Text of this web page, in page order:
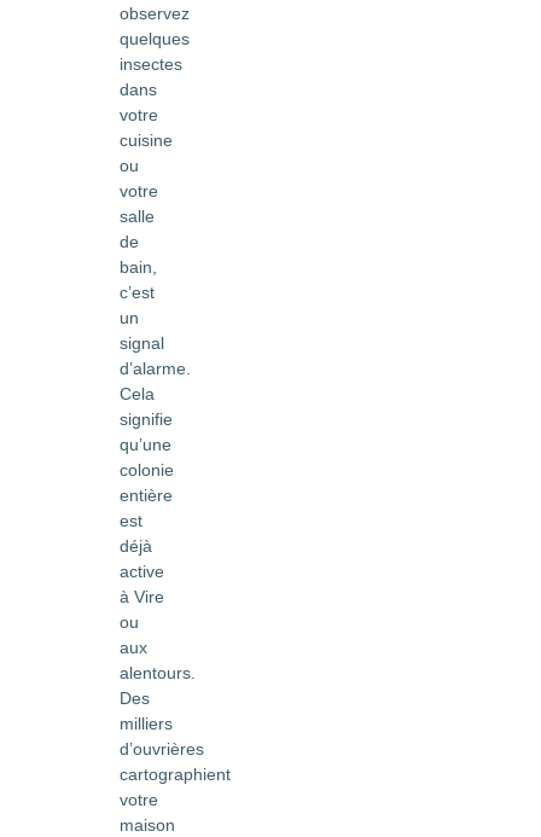
observez
quelques
insectes
dans
votre
cuisine
ou
votre
salle
de
bain,
c’est
un
signal
d’alarme.
Cela
signifie
qu’une
colonie
entière
est
déjà
active
à Vire
ou
aux
alentours.
Des
milliers
d’ouvrières
cartographient
votre
maison